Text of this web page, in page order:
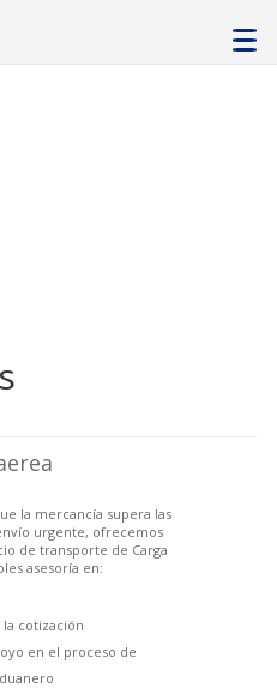
la mercancía supera las
urgente, ofrecemos
de transporte de Carga
asesoría en:
la cotización
en el proceso de